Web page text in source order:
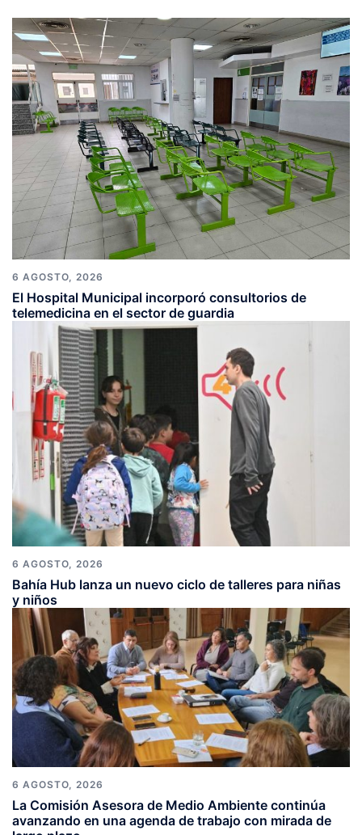
6 AGOSTO, 2026
El Hospital Municipal incorporó consultorios de
telemedicina en el sector de guardia
6 AGOSTO, 2026
Bahía Hub lanza un nuevo ciclo de talleres para niñas
y niños
6 AGOSTO, 2026
La Comisión Asesora de Medio Ambiente continúa
avanzando en una agenda de trabajo con mirada de